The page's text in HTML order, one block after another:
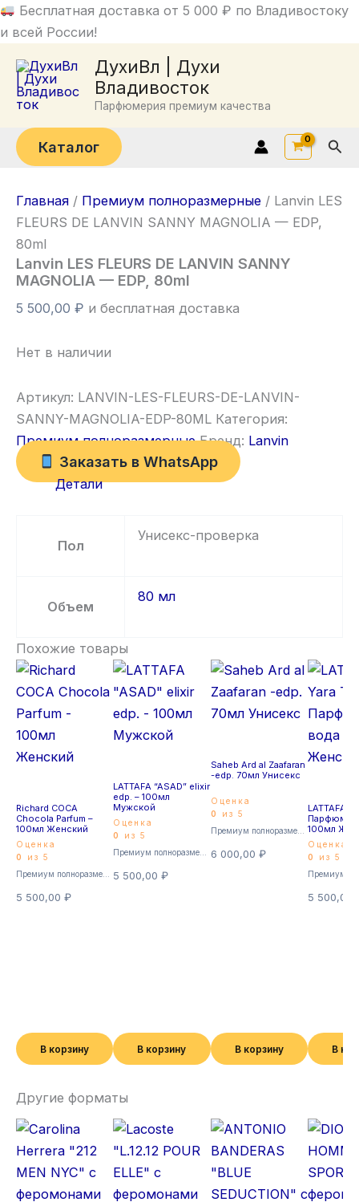
Бесплатная доставка от 5 000 ₽ по Владивостоку
и всей России!
Перейти
к
ДухиВл | Духи
Владивосток
Парфюмерия премиум качества
Каталог
Главная / Премиум полноразмерные / Lanvin LES
FLEURS DE LANVIN SANNY MAGNOLIA — EDP,
80ml
Lanvin LES FLEURS DE LANVIN SANNY
MAGNOLIA — EDP, 80ml
5 500,00 ₽ и бесплатная доставка
Нет в наличии
Артикул: LANVIN-LES-FLEURS-DE-LANVIN-
SANNY-MAGNOLIA-EDP-80ML Категория:
Премиум полноразмерные Бренд: Lanvin
Заказать в WhatsApp
Детали
Пол
Унисекс-проверка
Объем
80 мл
Похожие товары
Richard COCA
Chocola Parfum –
100мл Женский
Оценка
0
из 5
5 500,00 ₽
В корзину
LATTAFA “ASAD” elixir
edp. – 100мл
Мужской
Оценка
0
из 5
5 500,00₽
В корзину
Премиум полноразмерные
Saheb Ard al Zaafaran
-edp. 70мл Унисекс
Оценка
0
из 5
6 000,00 ₽
В корзину
LATTAFA
100мл
Оценка
0
из 5
5 500,00
В
Другие форматы